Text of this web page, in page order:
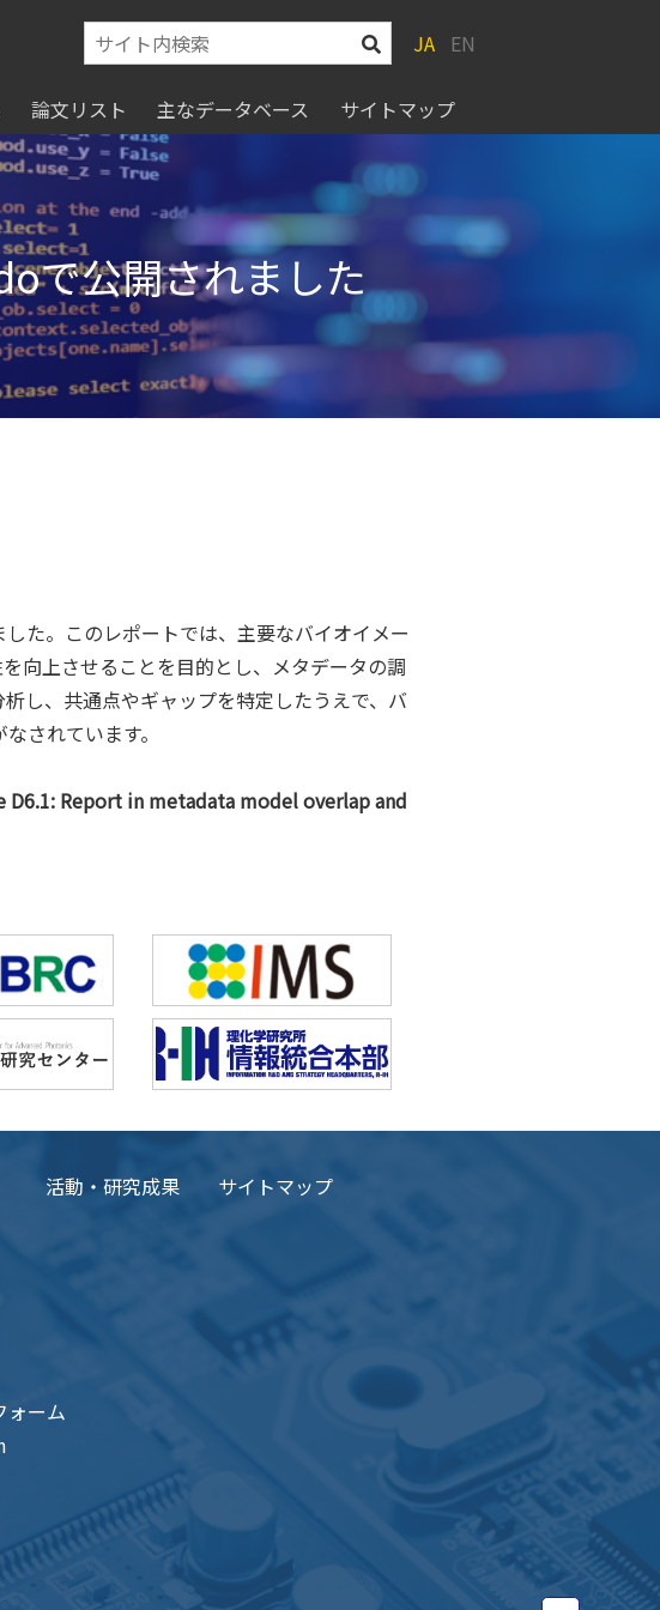
JA EN
論文リスト 主なデータベース サイトマップ
で公開されました
た。このレポートでは、主要なバイオイメー
向上させることを目的とし、メタデータの調
し、共通点やギャップを特定したうえで、バ
されています。
D6.1: Report in metadata model overlap and
活動・研究成果 サイトマップ
ォーム